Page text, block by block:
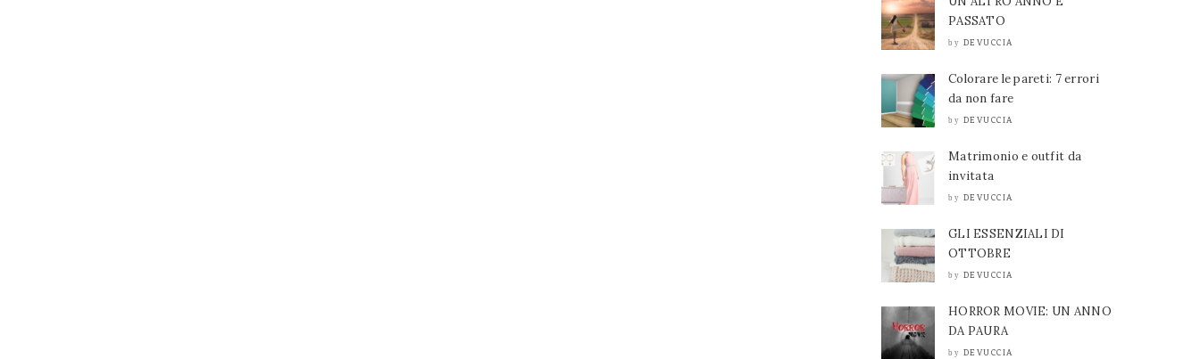
PASSATO
by DEVUCCIA
Colorare le pareti: 7 errori
da non fare
by DEVUCCIA
Matrimonio e outfit da
invitata
by DEVUCCIA
GLI ESSENZIALI DI
OTTOBRE
by DEVUCCIA
HORROR MOVIE: UN ANNO
DA PAURA
by DEVUCCIA